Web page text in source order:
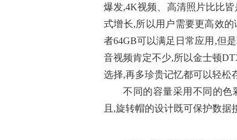
爆发,4K视频、高清照片比比
式增长,所以用户需要更高效
者64GB可以满足日常应用,但
音视频肯定不少,所以金士顿
选择,再多珍贵记忆都可以轻松
不同的容量采用不同的色
且,旋转帽的设计既可保护数据